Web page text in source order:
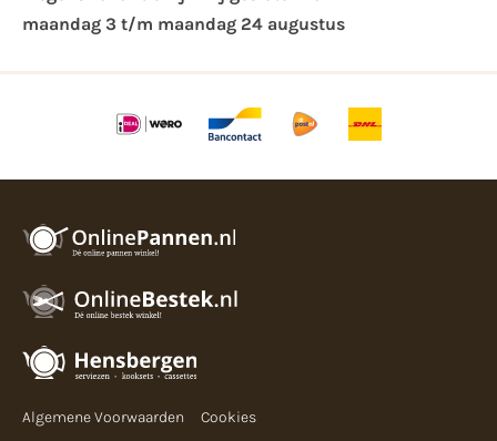
maandag 3 t/m maandag 24 augustus
Algemene Voorwaarden Cookies